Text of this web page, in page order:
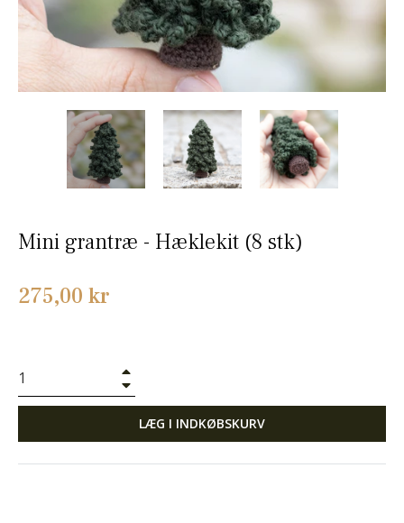
Mini grantræ - Hæklekit (8 stk)
Normalpris
275,00 kr
LÆG I INDKØBSKURV